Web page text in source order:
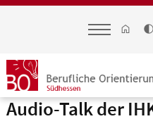
Audio-Talk der